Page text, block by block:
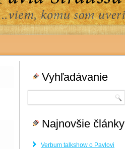
Vyhľadávanie
Najnovšie články
Verbum talkshow o Pavlovi